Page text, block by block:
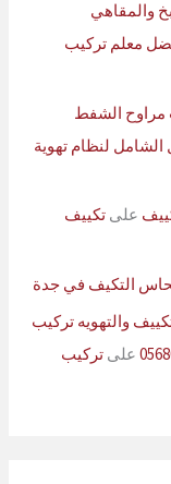
والمقاهي
معلم تركيب
مراوح الشفط
الشامل لنظام تهوية
علىتكييف
التكيف في جدة
والتهويه تركيب
علىتركيب